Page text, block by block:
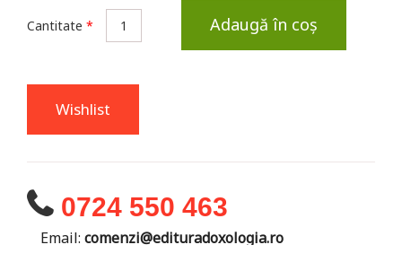
Cantitate * Adaugă în coș
Wishlist
0724 550 463
Email: comenzi@edituradoxologia.ro